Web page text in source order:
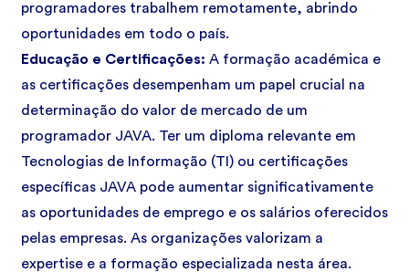
programadores trabalhem remotamente, abrindo
oportunidades em todo o país.
Educação e Certificações: A formação académica e
as certificações desempenham um papel crucial na
determinação do valor de mercado de um
programador JAVA. Ter um diploma relevante em
Tecnologias de Informação (TI) ou certificações
específicas JAVA pode aumentar significativamente
as oportunidades de emprego e os salários oferecidos
pelas empresas. As organizações valorizam a
expertise e a formação especializada nesta área.